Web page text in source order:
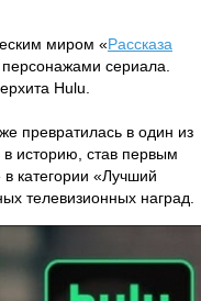
миром «Рассказа
сериала.
Hulu.
превратилась в один из
историю, став первым
категории «Лучший
телевизионных наград.